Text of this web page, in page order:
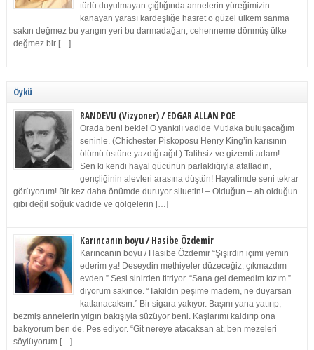
türlü duyulmayan çığlığında annelerin yüreğimizin
kanayan yarası kardeşliğe hasret o güzel ülkem sanma
sakın değmez bu yangın yeri bu darmadağan, cehenneme dönmüş ülke
değmez bir […]
Öykü
RANDEVU (Vizyoner) / EDGAR ALLAN POE
Orada beni bekle! O yankılı vadide Mutlaka buluşacağım
seninle. (Chichester Piskoposu Henry King’in karısının
ölümü üstüne yazdığı ağıt.) Talihsiz ve gizemli adam! –
Sen ki kendi hayal gücünün parlaklığıyla afalladın,
gençliğinin alevleri arasına düştün! Hayalimde seni tekrar
görüyorum! Bir kez daha önümde duruyor siluetin! – Olduğun – ah olduğun
gibi değil soğuk vadide ve gölgelerin […]
Karıncanın boyu / Hasibe Özdemir
Karıncanın boyu / Hasibe Özdemir “Şişirdin içimi yemin
ederim ya! Deseydin methiyeler düzeceğiz, çıkmazdım
evden.” Sesi sinirden titriyor. “Sana gel demedim kızım.”
diyorum sakince. “Takıldın peşime madem, ne duyarsan
katlanacaksın.” Bir sigara yakıyor. Başını yana yatırıp,
bezmiş annelerin yılgın bakışıyla süzüyor beni. Kaşlarımı kaldırıp ona
bakıyorum ben de. Pes ediyor. “Git nereye atacaksan at, ben mezeleri
söylüyorum […]